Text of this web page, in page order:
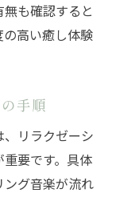
も確認すると
高い癒し体験
手順
リラクゼーシ
要です。具体
グ音楽が流れ